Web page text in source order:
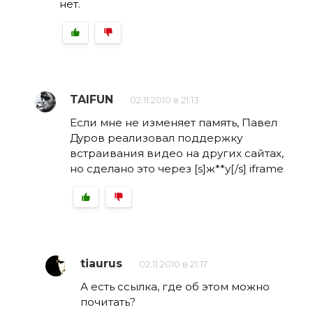
нет.
TAIFUN 02.11.2010 в 21:13
Если мне не изменяет память, Павел
Дуров реализовал поддержку
встраивания видео на других сайтах,
но сделано это через [s]ж**у[/s] iframe
tiaurus 02.11.2010 в 21:17
А есть ссылка, где об этом можно
почитать?